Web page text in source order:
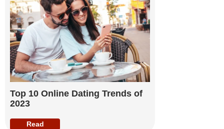
Top 10 Online Dating Trends of
2023
Read